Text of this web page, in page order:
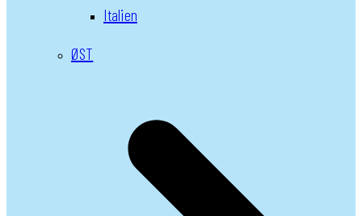
Italien
ØST